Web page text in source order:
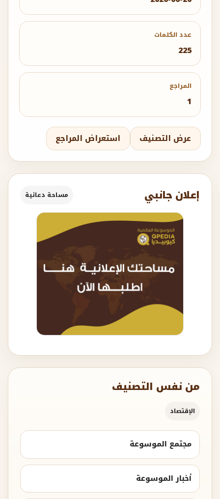
عدد الكلمات
225
المراجع
1
عرض التصنيف استعراض المراجع
إعلان جانبي مساحة دعائية
من نفس التصنيف
الإقتصاد
مجتمع الموسوعة
أخبار الموسوعة